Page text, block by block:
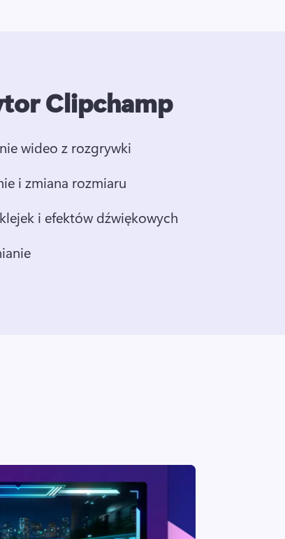
Clipchamp
wideo z rozgrywki
i zmiana rozmiaru
i efektów dźwiękowych